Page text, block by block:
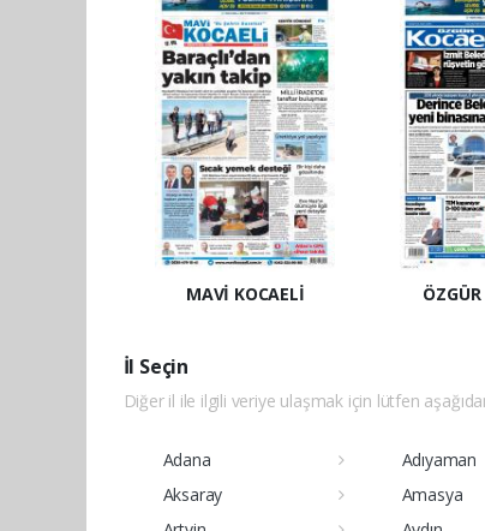
MAVİ KOCAELİ
İl Seçin
Diğer il ile ilgili veriye ulaşmak için lütfen
Adana Adıyaman
Aksaray
Amasya